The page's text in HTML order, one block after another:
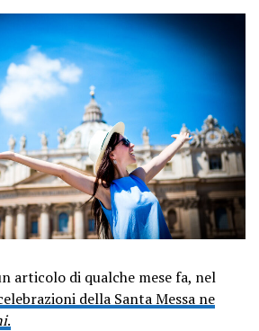
articolo di qualche mese fa, nel
della Santa Messa ne
.